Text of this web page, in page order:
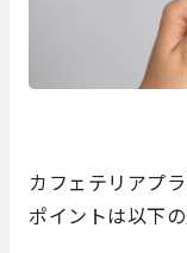
カフェテリアプ
ポイントは以下の